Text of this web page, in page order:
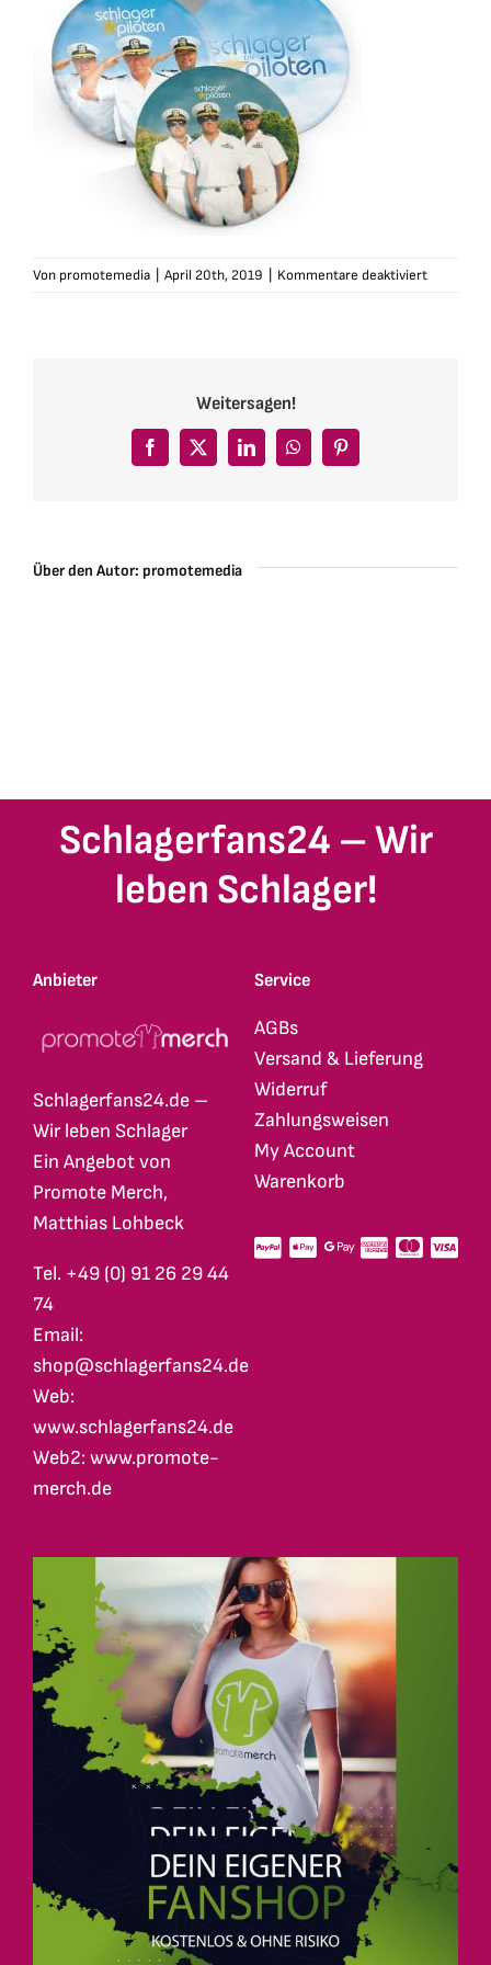
Von promotemedia April 20th, 2019 Kommentare deaktiviertfür
Weitersagen!
Facebook
X LinkedInWhatsAppPinterest
Über den Autor: promotemedia
Schlagerfans24 – Wir
leben Schlager!
Anbieter
Schlagerfans24.de –
Wir leben Schlager
Ein Angebot von
Promote Merch,
Matthias Lohbeck
Tel. +49 (0) 91 26 29 44
74
Email:
shop@schlagerfans24.de
Web:
www.schlagerfans24.de
Web2: www.promote-
merch.de
Service
AGBs
Versand & Lieferung
Widerruf
Zahlungsweisen
My Account
Warenkorb